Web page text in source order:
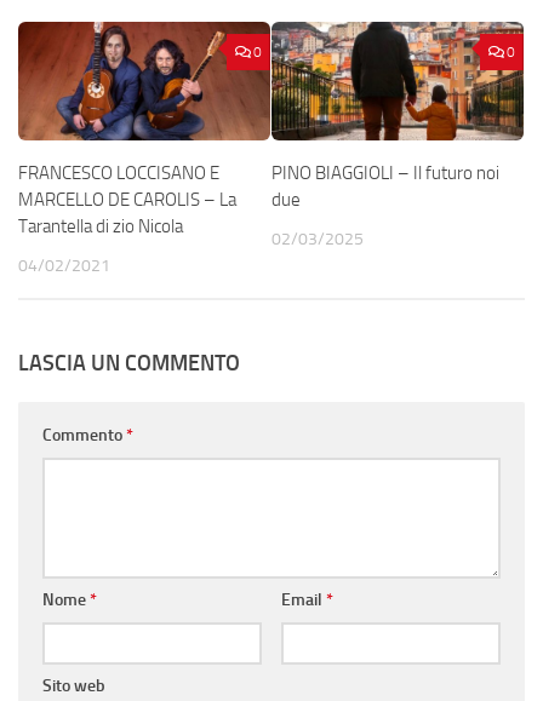
0
FRANCESCO LOCCISANO E
MARCELLO DE CAROLIS – La
Tarantella di zio Nicola
04/02/2021
0
PINO BIAGGIOLI – Il futuro noi
due
02/03/2025
LASCIA UN COMMENTO
Commento*
Nome* Email *
Sito web